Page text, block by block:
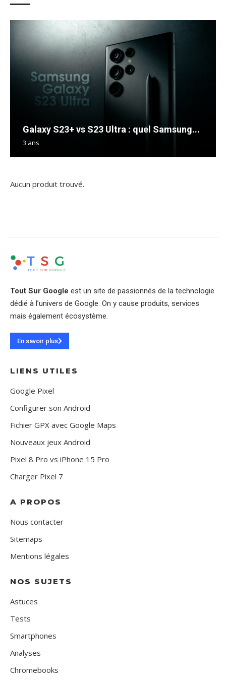
Galaxy S23+ vs S23 Ultra : quel Samsung...
3 ans
Aucun produit trouvé.
Tout Sur Google est un site de passionnés de la technologie
dédié à l’univers de Google. On y cause produits, services
mais également écosystème.
En savoir plus
LIENS UTILES
Google Pixel
Configurer son Android
Fichier GPX avec Google Maps
Nouveaux jeux Android
Pixel 8 Pro vs iPhone 15 Pro
Charger Pixel 7
A PROPOS
Nous contacter
Sitemaps
Mentions légales
NOS SUJETS
Astuces
Tests
Smartphones
Analyses
Chromebooks